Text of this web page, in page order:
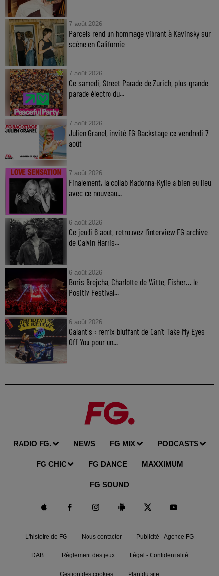
7 août 2026
Parcels rend un hommage vibrant à Kavinsky sur
scène en Californie
7 août 2026
Ce samedi, Street Parade de Zurich, plus grande
parade électro du...
7 août 2026
Julien Granel, invité FG Backstage ce vendredi 7
août
7 août 2026
Finalement, la collab Madonna-Kylie a bien eu lieu
avec ce nouveau...
6 août 2026
Ce jeudi 6 aout, retrouvez l'interview FG archive
de Calvin Harris...
6 août 2026
Boris Brejcha, Charlotte de Witte, Fisher… le
Positiv Festival...
6 août 2026
Galantis : remix bluffant de Can’t Take My Eyes
Off You pour un...
RADIO FG. NEWS FG MIX PODCASTS
FG CHIC FG DANCE MAXXIMUM
FG SOUND
L'histoire de FG Nous contacter Publicité - Agence FG
DAB+ Règlement des jeux Légal - Confidentialité
Gestion des cookies Plan du site